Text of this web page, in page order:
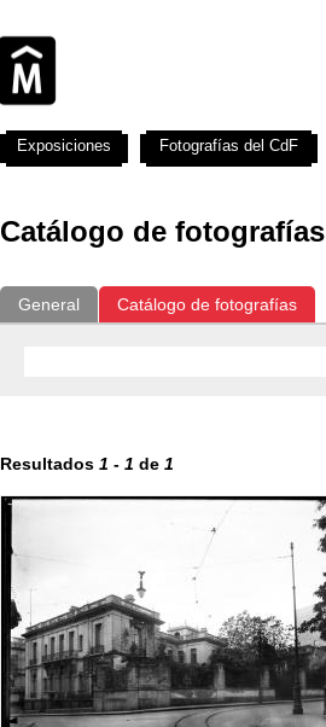
Catálogo de fotografías
General Catálogo de fotografías
Resultados 1 - 1 de 1
Exposiciones Fotografías del CdF